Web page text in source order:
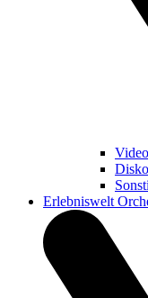
Video
Erlebniswelt